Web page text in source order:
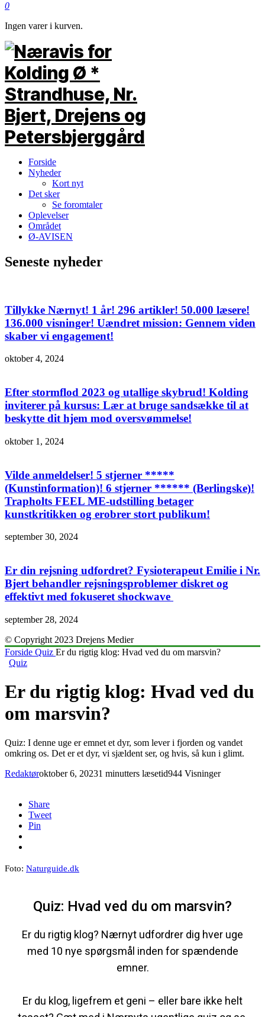
0
Ingen varer i kurven.
Forside
Nyheder
Kort nyt
Det sker
Se foromtaler
Oplevelser
Området
Ø-AVISEN
Seneste nyheder
Tillykke Nærnyt! 1 år! 296 artikler! 50.000 læsere!
136.000 visninger! Uændret mission: Gennem viden
skaber vi engagement!
oktober 4, 2024
Efter stormflod 2023 og utallige skybrud! Kolding
inviterer på kursus: Lær at bruge sandsække til at
beskytte dit hjem mod oversvømmelse!
oktober 1, 2024
Vilde anmeldelser! 5 stjerner *****
(Kunstinformation)! 6 stjerner ****** (Berlingske)!
Trapholts FEEL ME-udstilling betager
kunstkritikken og erobrer stort publikum!
september 30, 2024
Er din rejsning udfordret? Fysioterapeut Emilie i Nr.
Bjert behandler rejsningsproblemer diskret og
effektivt med fokuseret shockwave
september 28, 2024
© Copyright 2023 Drejens Medier
Forside Quiz Er du rigtig klog: Hvad ved du om marsvin?
Quiz
Er du rigtig klog: Hvad ved du
om marsvin?
Quiz: I denne uge er emnet et dyr, som lever i fjorden og vandet
omkring os. Det er et dyr, vi sjældent ser, og hvis, så kun i glimt.
Redaktøroktober 6, 20231 minutters læsetid944 Visninger
Share
Tweet
Pin
Foto: Naturguide.dk